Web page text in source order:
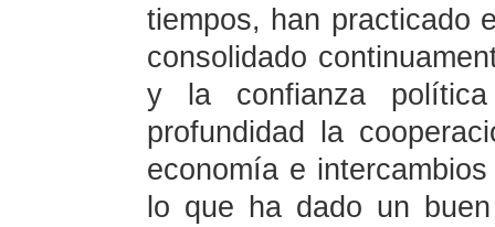
tiempos, han practicado
consolidado
y la confianza
profundidad la
economía e
lo que ha dado un